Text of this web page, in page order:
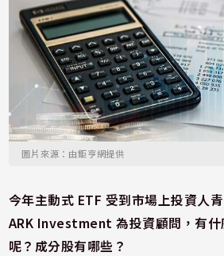
圖片來源：由鉅亨網提供
今年主動式 ETF 受到市場上投資人
ARK Investment為投資顧問，有
呢？成分股有哪些？